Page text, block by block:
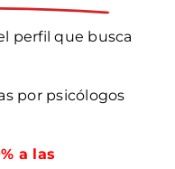
perfil que busca
por psicólogos
a las